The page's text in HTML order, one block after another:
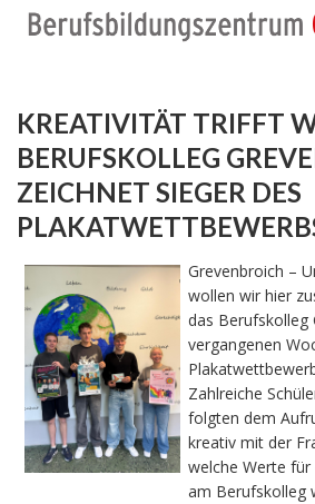
KREATIVITÄT TRIFFT
BERUFSKOLLEG
ZEICHNET SIEGER DES
Grevenbroich –
wollen wir hier
das Berufskolleg
vergangenen
Zahlreiche
folgten dem
kreativ mit der
welche Werte
am Berufskolleg